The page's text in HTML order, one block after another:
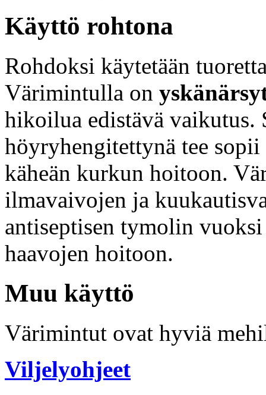
Käyttö rohtona
Rohdoksi käytetään
Värimintulla on
hikoilua edistävä vaikutus.
höyryhengitettynä tee
käheän kurkun hoitoon.
ilmavaivojen ja
antiseptisen tymolin
haavojen hoitoon.
Muu käyttö
Värimintut ovat hyviä
Viljelyohjeet